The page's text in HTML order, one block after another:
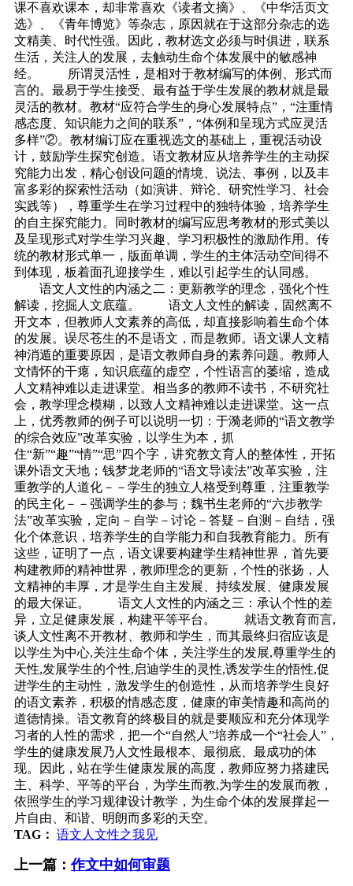
课不喜欢课本，却非常喜欢《读者文摘》、《中华活页文
选》、《青年博览》等杂志，原因就在于这部分杂志的选
文精美、时代性强。因此，教材选文必须与时俱进，联系
生活，关注人的发展，去触动生命个体发展中的敏感神
经。 所谓灵活性，是相对于教材编写的体例、形式而
言的。最易于学生接受、最有益于学生发展的教材就是最
灵活的教材。教材“应符合学生的身心发展特点”，“注重情
感态度、知识能力之间的联系”，“体例和呈现方式应灵活
多样”②。教材编订应在重视选文的基础上，重视活动设
计，鼓励学生探究创造。语文教材应从培养学生的主动探
究能力出发，精心创设问题的情境、说法、事例，以及丰
富多彩的探索性活动（如演讲、辩论、研究性学习、社会
实践等），尊重学生在学习过程中的独特体验，培养学生
的自主探究能力。同时教材的编写应思考教材的形式美以
及呈现形式对学生学习兴趣、学习积极性的激励作用。传
统的教材形式单一，版面单调，学生的主体活动空间得不
到体现，板着面孔迎接学生，难以引起学生的认同感。
语文人文性的内涵之二：更新教学的理念，强化个性
解读，挖掘人文底蕴。 语文人文性的解读，固然离不
开文本，但教师人文素养的高低，却直接影响着生命个体
的发展。误尽苍生的不是语文，而是教师。语文课人文精
神消遁的重要原因，是语文教师自身的素养问题。教师人
文情怀的干瘪，知识底蕴的虚空，个性语言的萎缩，造成
人文精神难以走进课堂。相当多的教师不读书，不研究社
会，教学理念模糊，以致人文精神难以走进课堂。这一点
上，优秀教师的例子可以说明一切：于漪老师的“语文教学
的综合效应”改革实验，以学生为本，抓
住“新”“趣”“情”“思”四个字，讲究教文育人的整体性，开拓
课外语文天地；钱梦龙老师的“语文导读法”改革实验，注
重教学的人道化－－学生的独立人格受到尊重，注重教学
的民主化－－强调学生的参与；魏书生老师的“六步教学
法”改革实验，定向－自学－讨论－答疑－自测－自结，强
化个体意识，培养学生的自学能力和自我教育能力。所有
这些，证明了一点，语文课要构建学生精神世界，首先要
构建教师的精神世界，教师理念的更新，个性的张扬，人
文精神的丰厚，才是学生自主发展、持续发展、健康发展
的最大保证。 语文人文性的内涵之三：承认个性的差
异，立足健康发展，构建平等平台。 就语文教育而言,
谈人文性离不开教材、教师和学生，而其最终归宿应该是
以学生为中心,关注生命个体，关注学生的发展,尊重学生的
天性,发展学生的个性,启迪学生的灵性,诱发学生的悟性,促
进学生的主动性，激发学生的创造性，从而培养学生良好
的语文素养，积极的情感态度，健康的审美情趣和高尚的
道德情操。语文教育的终极目的就是要顺应和充分体现学
习者的人性的需求，把一个“自然人”培养成一个“社会人”，
学生的健康发展乃人文性最根本、最彻底、最成功的体
现。因此，站在学生健康发展的高度，教师应努力搭建民
主、科学、平等的平台，为学生而教,为学生的发展而教，
依照学生的学习规律设计教学，为生命个体的发展撑起一
片自由、和谐、明朗而多彩的天空。
TAG： 语文人文性之我见
上一篇：作文中如何审题